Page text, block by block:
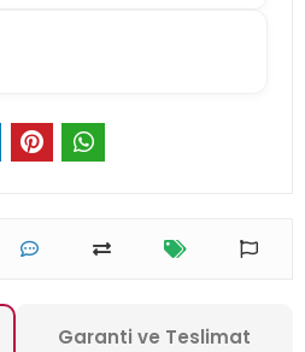
Garanti ve Teslimat